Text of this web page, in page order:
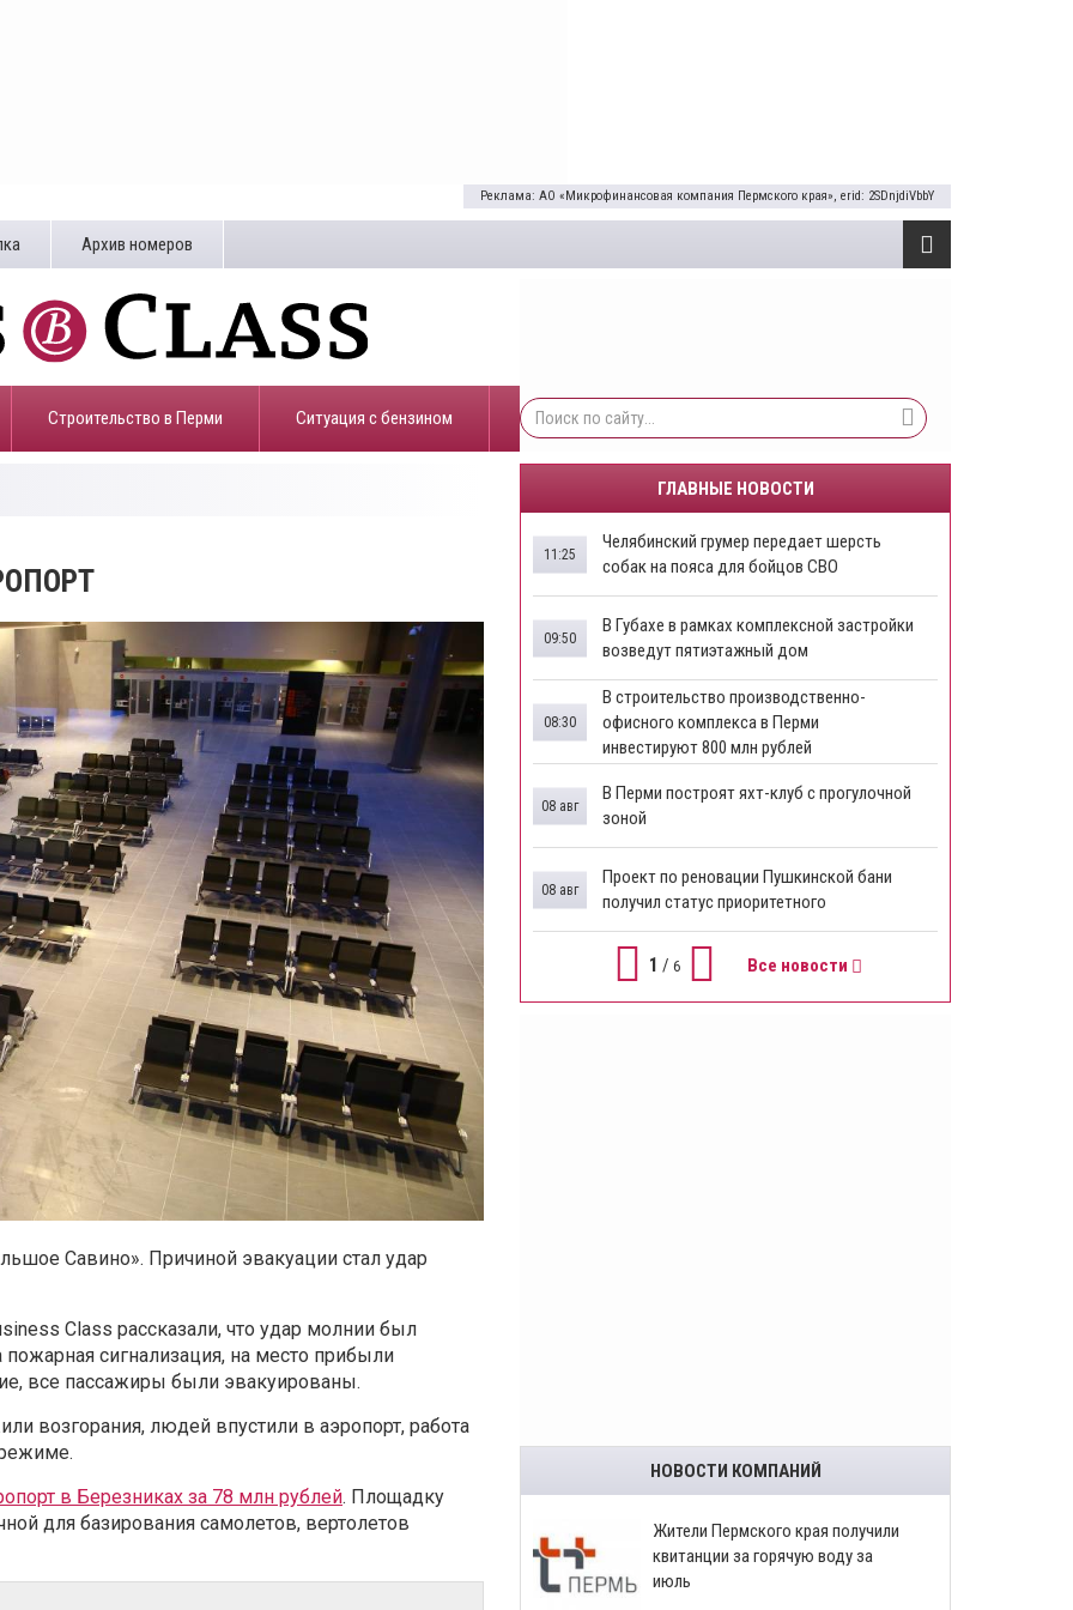
Реклама: АО «Микрофинансовая компания Пермского края», erid: 2SDnjdiVbbY
Архив номеров
Строительство в Перми ​Ситуация с бензином
Савино». Причиной эвакуации стал удар
Class рассказали, что удар молнии был
сигнализация, на место прибыли
все пассажиры были эвакуированы.
возгорания, людей впустили в аэропорт, работа
в Березниках за 78 млн рублей. Площадку
для базирования самолетов, вертолетов
ГЛАВНЫЕ НОВОСТИ
Челябинский грумер передает шерсть
собак на пояса для бойцов СВО
11:25
В Губахе в рамках комплексной застройки
возведут пятиэтажный дом
09:50
​В строительство производственно-
офисного комплекса в Перми
инвестируют 800 млн рублей
08:30
В Перми построят яхт-клуб с прогулочной
зоной
08 авг
​Проект по реновации Пушкинской бани
получил статус приоритетного
08 авг
1 / 6 Все новости
НОВОСТИ КОМПАНИЙ
​Жители Пермского края получили
квитанции за горячую воду за
июль